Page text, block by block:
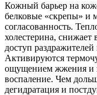
Кожный барьер на
белковые «скрепы» и
согласованность.
холестерина, снижает
доступ
Активируются
ощущением жжения и
воспаление. Чем
дегидратация и